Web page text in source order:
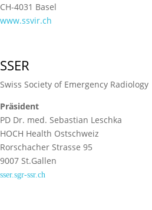
CH-4031 Basel
www.ssvir.ch
SSER
Swiss Society of Emergency Radiology
Präsident
PD Dr. med. Sebastian Leschka
HOCH Health Ostschweiz
Rorschacher Strasse 95
9007 St.Gallen
sser.sgr-ssr.ch